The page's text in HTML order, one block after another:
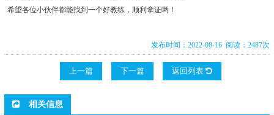
希望各位小伙伴都能找到一个好教练，顺利拿证哟！
发布时间：2022-08-16 阅读：2487次
上一篇 下一篇 返回列表
相关信息